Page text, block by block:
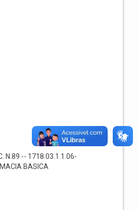
N.89 -- 1718.03.1.1.06-
BASICA